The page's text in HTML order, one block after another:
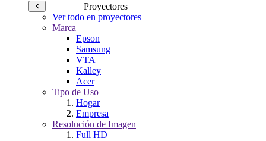
Proyectores
Ver todo en proyectores
Marca
Epson
Samsung
VTA
Kalley
Acer
Tipo de Uso
Hogar
Empresa
Resolución de Imagen
Full HD